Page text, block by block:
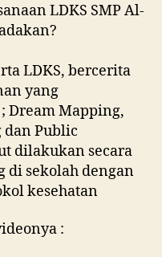
LDKS SMP Al-
LDKS, bercerita
yang
Dream Mapping,
dan Public
dilakukan secara
di sekolah dengan
kesehatan
: